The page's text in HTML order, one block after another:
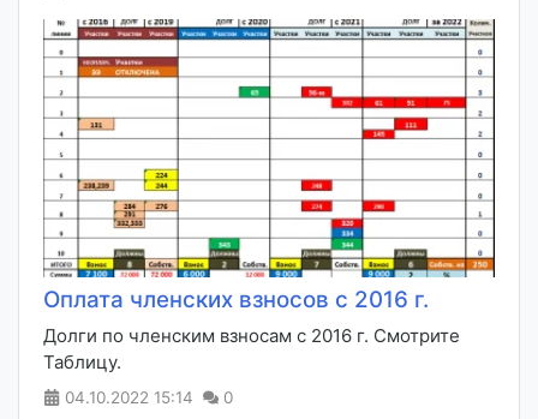
Оплата членских взносов с 2016 г.
Долги по членским взносам с 2016 г. Смотрите
Таблицу.
04.10.2022 15:14 0